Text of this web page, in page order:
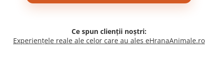
Ce spun clienții noștri:
Experiențele reale ale celor care au ales eHranaAnimale.ro